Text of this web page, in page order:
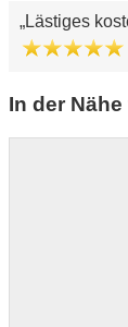
Lästiges
In der